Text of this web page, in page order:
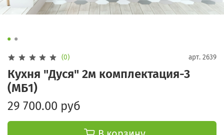
(0) арт. 2639
Кухня "Дуся" 2м комплектация-3
(МБ1)
29 700.00 руб